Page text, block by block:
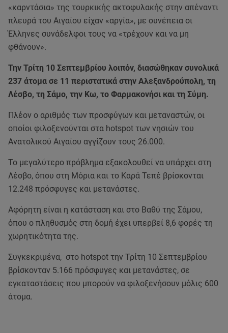
«καρντάσια» της τουρκικής ακτοφυλακής στην απέναντι
πλευρά του Αιγαίου είχαν «αργία», με συνέπεια οι
Έλληνες συνάδελφοι τους να «τρέχουν και να μη
φθάνουν».
Την Τρίτη 10 Σεπτεμβρίου λοιπόν, διασώθηκαν συνολικά
237 άτομα σε 11 περιστατικά στην Αλεξανδρούπολη, τη
Λέσβο, τη Σάμο, την Κω, το Φαρμακονήσι και τη Σύμη.
Πλέον ο αριθμός των προσφύγων και μεταναστών, οι
οποίοι φιλοξενούνται στα hotspot των νησιών του
Ανατολικού Αιγαίου αγγίζουν τους 26.000.
Το μεγαλύτερο πρόβλημα εξακολουθεί να υπάρχει στη
Λέσβο, όπου στη Μόρια και το Καρά Τεπέ βρίσκονται
12.248 πρόσφυγες και μετανάστες.
Αφόρητη είναι η κατάσταση και στο Bαθύ της Σάμου,
όπου ο πληθυσμός στη δομή έχει υπερβεί 8,6 φορές τη
χωρητικότητα της.
Συγκεκριμένα, στο hotspot την Τρίτη 10 Σεπτεμβρίου
βρίσκονταν 5.166 πρόσφυγες και μετανάστες, σε
εγκαταστάσεις που μπορούν να φιλοξενήσουν μόλις 600
άτομα.